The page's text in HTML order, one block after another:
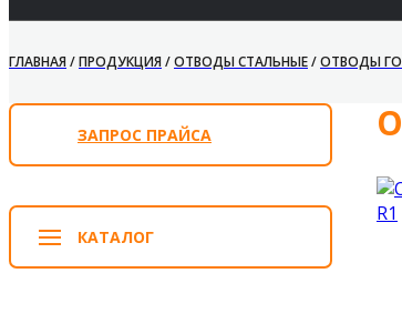
ГЛАВНАЯ/ПРОДУКЦИЯ/ОТВОДЫ СТАЛЬНЫЕ/ОТВОДЫ
ЗАПРОС ПРАЙСА
КАТАЛОГ